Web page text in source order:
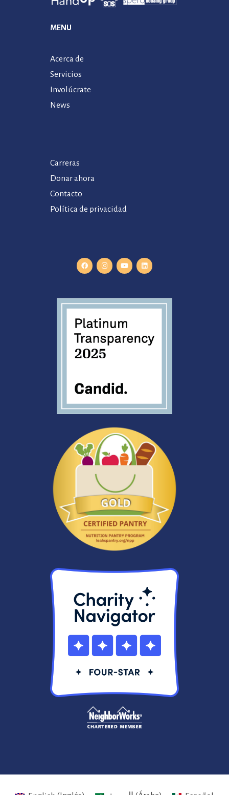
MENU
Acerca de
Servicios
Involúcrate
News
Carreras
Donar ahora
Contacto
Política de privacidad